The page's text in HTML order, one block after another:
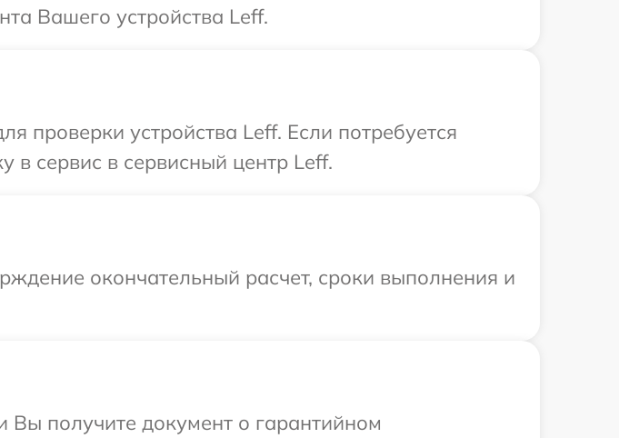
Вашего устройства Leff.
проверки устройства Leff. Если потребуется
в сервис в сервисный центр Leff.
окончательный расчет, сроки выполнения и
Вы получите документ о гарантийном